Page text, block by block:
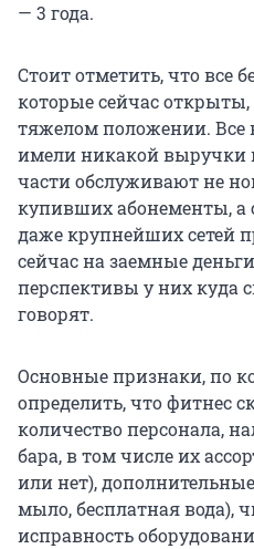
— 3 года.
Стоит отметить, что все
которые сейчас открыты,
тяжелом положении. Все
имели никакой выручки
части обслуживают не
купивших абонементы, а
даже крупнейших сетей
сейчас на заемные
перспективы у них куда
говорят.
Основные признаки, по
определить, что фитнес
количество персонала,
бара, в том числе их
или нет),
мыло, бесплатная вода),
исправность